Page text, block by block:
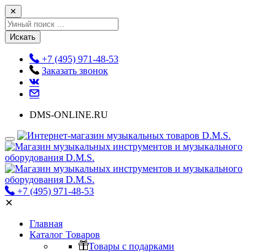
✕
Искать
+7 (495) 971-48-53
Заказать звонок
DMS-ONLINE.RU
+7 (495) 971-48-53
✕
Главная
Каталог Товаров
Товары с подарками